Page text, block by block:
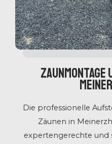
Zaunmontage
Die professionelle
Zäunen in
expertengerechte und